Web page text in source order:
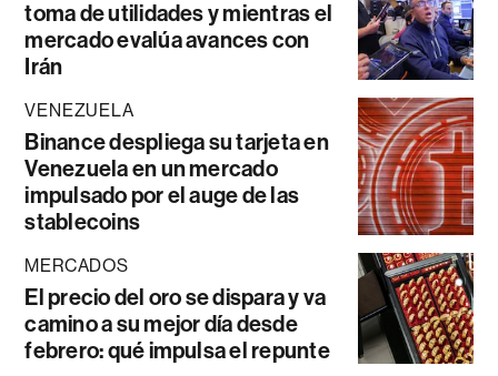
toma de utilidades y mientras el
mercado evalúa avances con
Irán
VENEZUELA
Binance despliega su tarjeta en
Venezuela en un mercado
impulsado por el auge de las
stablecoins
MERCADOS
El precio del oro se dispara y va
camino a su mejor día desde
febrero: qué impulsa el repunte